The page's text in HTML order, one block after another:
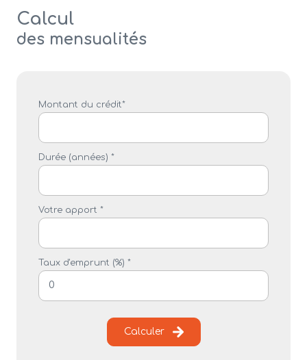
Calcul
des mensualités
Montant du crédit*
Durée (années) *
Votre apport *
Taux d'emprunt (%) *
Calculer